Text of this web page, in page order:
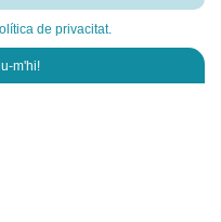
de privacitat.
m'hi!